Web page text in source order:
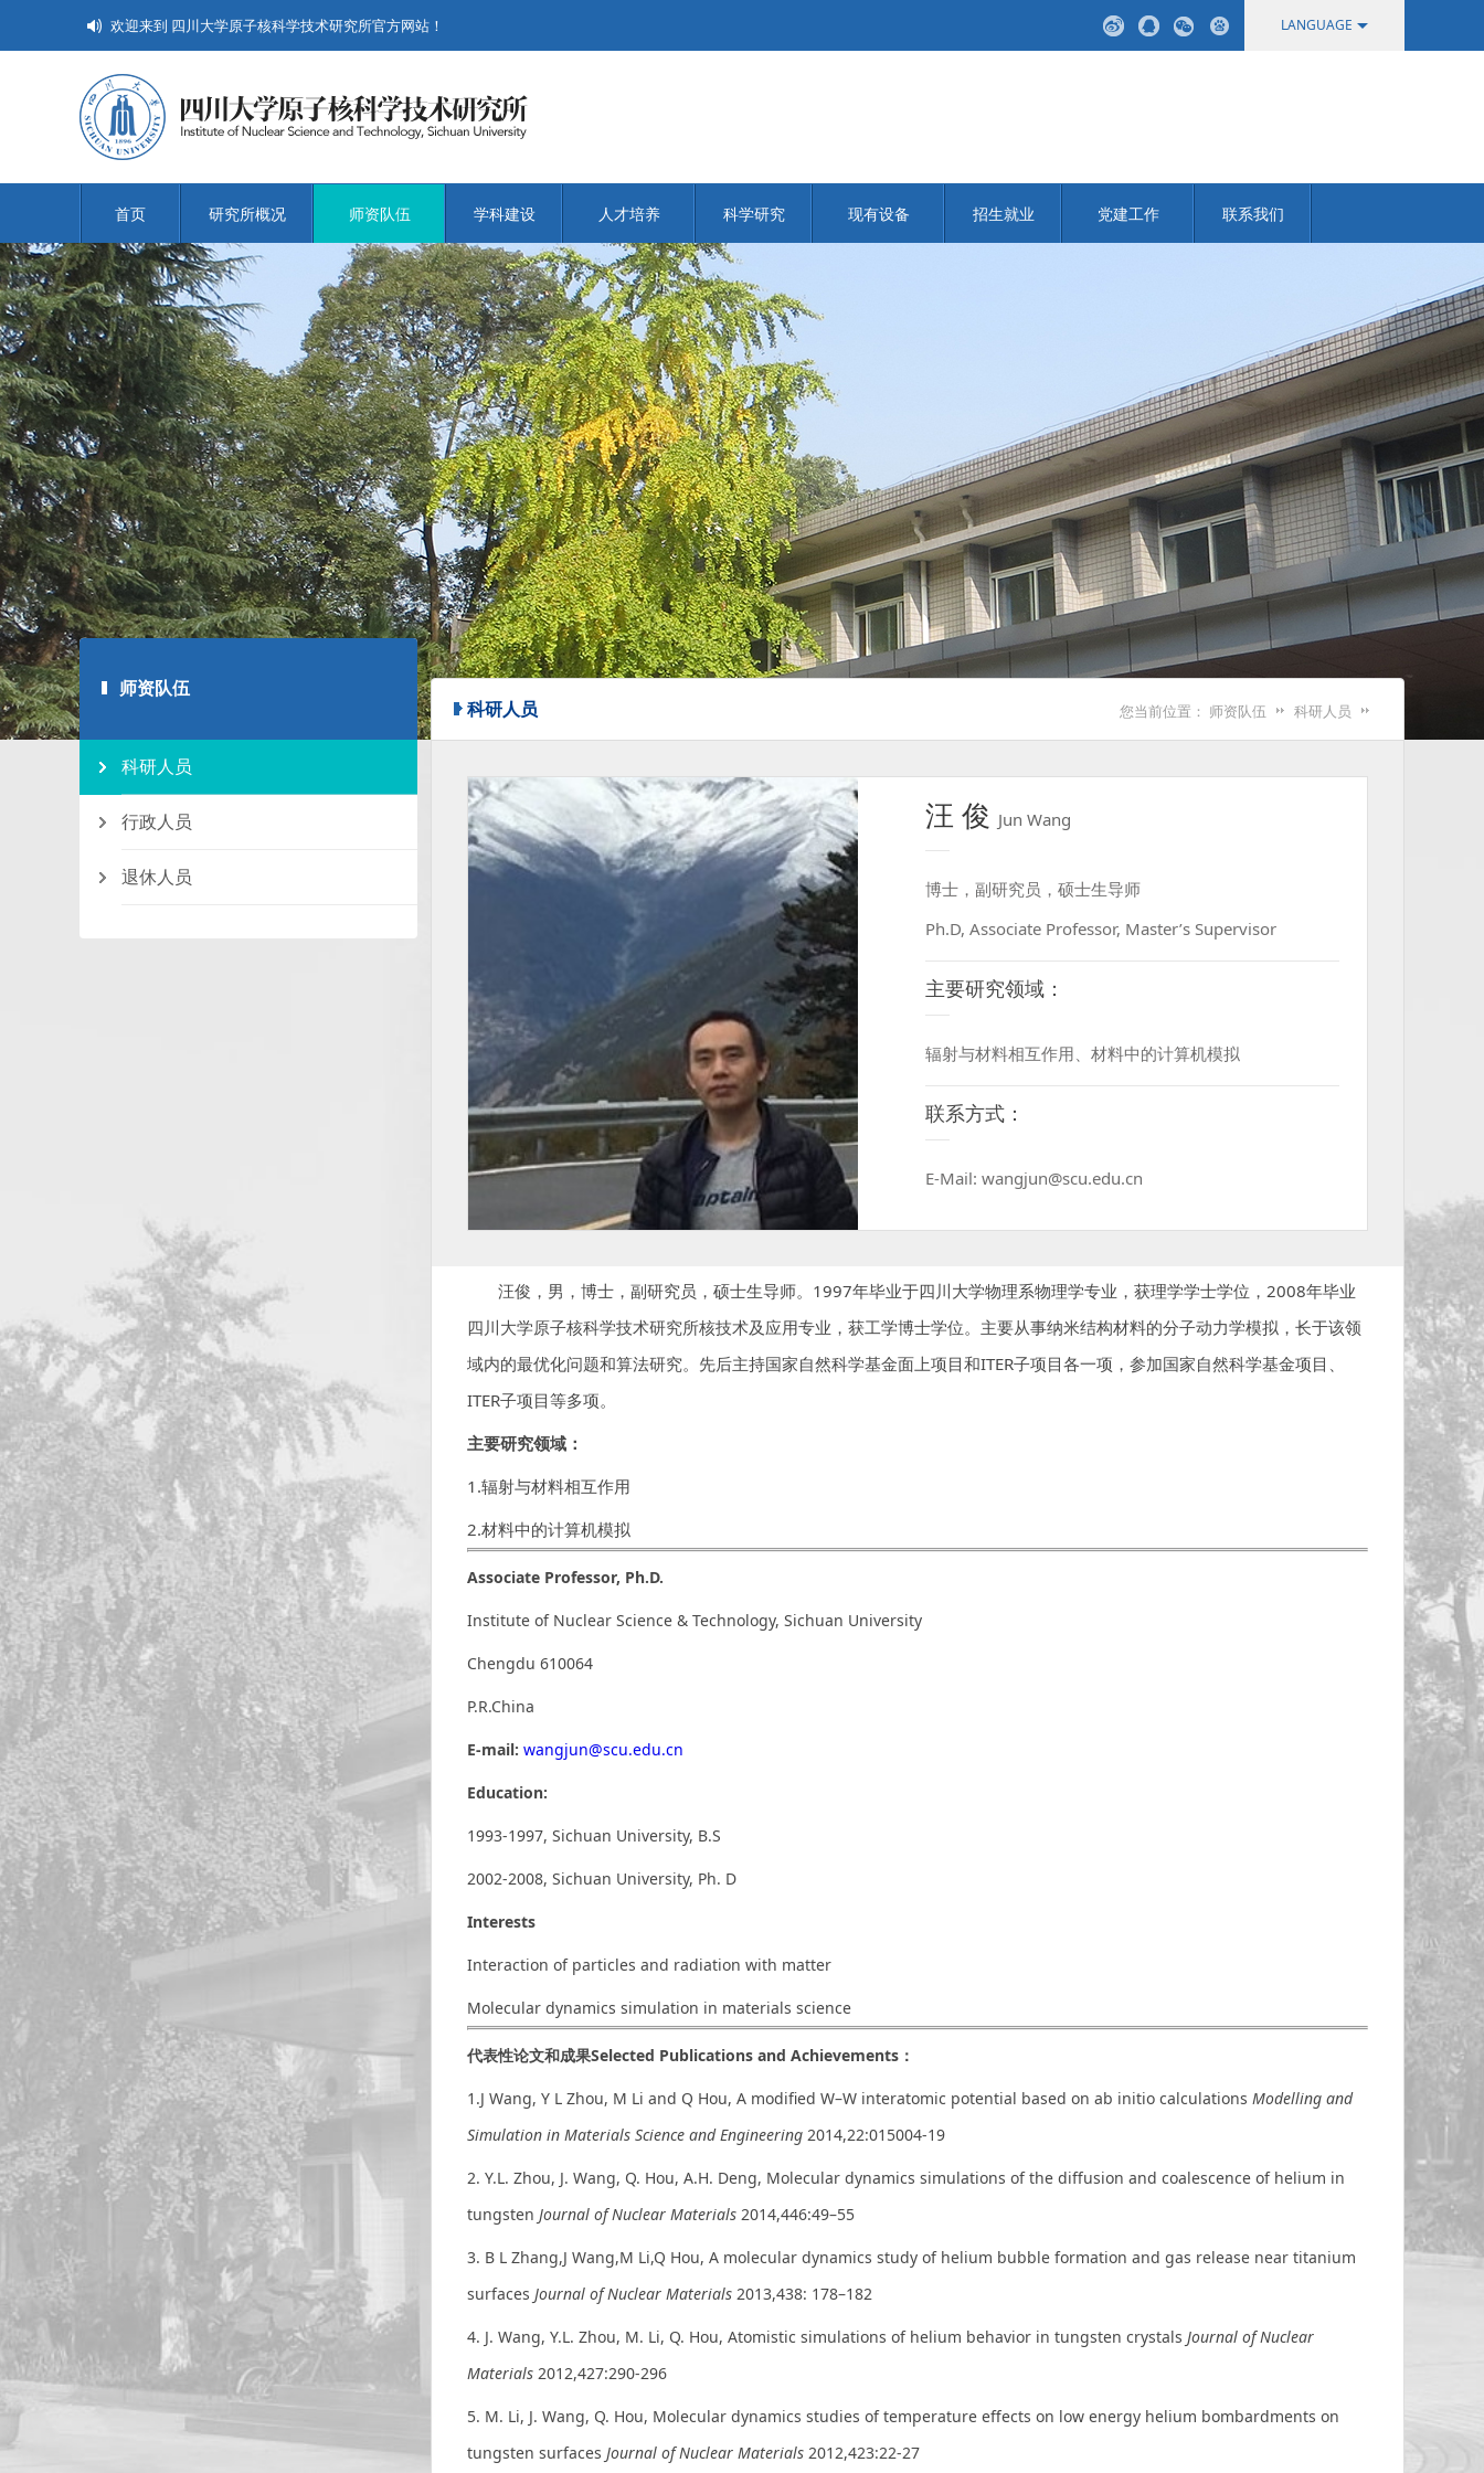
欢迎来到 四川大学原子核科学技术研究所官方网站！ LANGUAGE
首页 研究所概况 师资队伍 学科建设 人才培养 科学研究 现有设备 招生就业 党建工作 联系我们
师资队伍
科研人员
行政人员
退休人员
科研人员 您当前位置： 师资队伍 科研人员
汪 俊 Jun Wang
博士，副研究员，硕士生导师
Ph.D, Associate Professor, Master’s Supervisor
主要研究领域：
辐射与材料相互作用、材料中的计算机模拟
联系方式：
E-Mail: wangjun@scu.edu.cn
汪俊，男，博士，副研究员，硕士生导师。1997年毕业于四川大学物理系物理学专业，获理学学士学位，2008年毕业
四川大学原子核科学技术研究所核技术及应用专业，获工学博士学位。主要从事纳米结构材料的分子动力学模拟，长于该领
域内的最优化问题和算法研究。先后主持国家自然科学基金面上项目和ITER子项目各一项，参加国家自然科学基金项目、
ITER子项目等多项。
主要研究领域：
1.辐射与材料相互作用
2.材料中的计算机模拟
Associate Professor, Ph.D.
Institute of Nuclear Science & Technology, Sichuan University
Chengdu 610064
P.R.China
E-mail: wangjun@scu.edu.cn
Education:
1993-1997, Sichuan University, B.S
2002-2008, Sichuan University, Ph. D
Interests
Interaction of particles and radiation with matter
Molecular dynamics simulation in materials science
代表性论文和成果Selected Publications and Achievements ：
1.J Wang, Y L Zhou, M Li and Q Hou, A modified W–W interatomic potential based on ab initio calculations Modelling and
Simulation in Materials Science and Engineering 2014,22:015004-19
2. Y.L. Zhou, J. Wang, Q. Hou, A.H. Deng, Molecular dynamics simulations of the diffusion and coalescence of helium in
tungsten Journal of Nuclear Materials 2014,446:49–55
3. B L Zhang,J Wang,M Li,Q Hou, A molecular dynamics study of helium bubble formation and gas release near titanium
surfaces Journal of Nuclear Materials 2013,438: 178–182
4. J. Wang, Y.L. Zhou, M. Li, Q. Hou, Atomistic simulations of helium behavior in tungsten crystals Journal of Nuclear
Materials 2012,427:290-296
5. M. Li, J. Wang, Q. Hou, Molecular dynamics studies of temperature effects on low energy helium bombardments on
tungsten surfaces Journal of Nuclear Materials 2012,423:22-27